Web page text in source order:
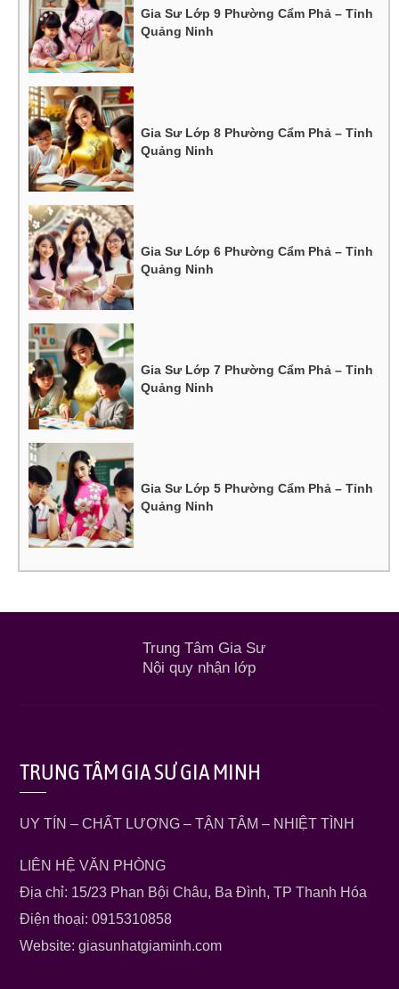
Gia Sư Lớp 9 Phường Cẩm Phả – Tỉnh
Quảng Ninh
Gia Sư Lớp 8 Phường Cẩm Phả – Tỉnh
Quảng Ninh
Gia Sư Lớp 6 Phường Cẩm Phả – Tỉnh
Quảng Ninh
Gia Sư Lớp 7 Phường Cẩm Phả – Tỉnh
Quảng Ninh
Gia Sư Lớp 5 Phường Cẩm Phả – Tỉnh
Quảng Ninh
Trung Tâm Gia Sư
Nội quy nhận lớp
TRUNG TÂM GIA SƯ GIA MINH
UY TÍN – CHẤT LƯỢNG – TẬN TÂM – NHIỆT TÌNH
LIÊN HỆ VĂN PHÒNG
Địa chỉ: 15/23 Phan Bội Châu, Ba Đình, TP Thanh Hóa
Điện thoại: 0915310858
Website: giasunhatgiaminh.com